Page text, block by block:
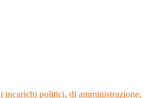
incarichi politici, di amministrazione,